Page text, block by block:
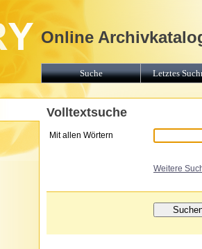
Volltextsuche
Mit allen Wörtern
Weitere
Online
Suche Letztes